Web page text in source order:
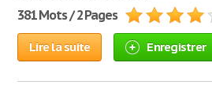
381 Mots / 2 Pages
Lire la suite Enregistrer